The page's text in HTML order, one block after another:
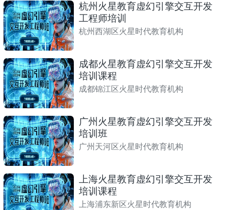
杭州火星教育虚幻引擎交互开发
工程师培训
杭州西湖区火星时代教育机构
成都火星教育虚幻引擎交互开发
培训课程
成都锦江区火星时代教育机构
广州火星教育虚幻引擎交互开发
培训班
广州天河区火星时代教育机构
上海火星教育虚幻引擎交互开发
培训课程
上海浦东新区火星时代教育机构